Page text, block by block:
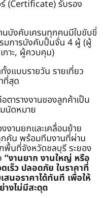
ร์ (Certificate) รับรอง
บังคับเครนทุกคนมีใบขับขี่
มการบังคับปั้นจั่น 4 ผู้ (ผู้
าะ, ผู้ควบคุม)
ทั้งแบบรายวัน รายเที่ยว
ที่สุด
ตารางงานของลูกค้าเป็น
นัดหมาย
งานยกและเคลื่อนย้าย
กคัน พร้อมทีมงานที่ผ่าน
พื้นที่จังหวัดชลบุรี ระยอง
“งานยาก งานใหญ่ หรือ
ดเร็ว ปลอดภัย ในราคาที่
นอราคาได้ทันที เพื่อให้
งไม่มีสะดุด